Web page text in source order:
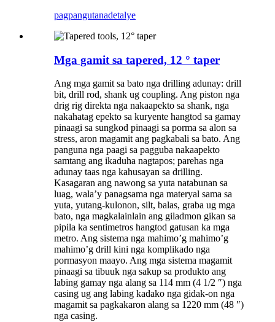
pagpangutanadetalye
Mga gamit sa tapered, 12 ° taper
Ang mga gamit sa bato nga drilling adunay: drill
bit, drill rod, shank ug coupling. Ang piston nga
drig rig direkta nga nakaapekto sa shank, nga
nakahatag epekto sa kuryente hangtod sa gamay
pinaagi sa sungkod pinaagi sa porma sa alon sa
stress, aron magamit ang pagkabali sa bato. Ang
panguna nga paagi sa pagguba nakaapekto
samtang ang ikaduha nagtapos; parehas nga
adunay taas nga kahusayan sa drilling.
Kasagaran ang nawong sa yuta natabunan sa
luag, wala’y panagsama nga materyal sama sa
yuta, yutang-kulonon, silt, balas, graba ug mga
bato, nga magkalainlain ang giladmon gikan sa
pipila ka sentimetros hangtod gatusan ka mga
metro. Ang sistema nga mahimo’g mahimo’g
mahimo’g drill kini nga komplikado nga
pormasyon maayo. Ang mga sistema magamit
pinaagi sa tibuuk nga sakup sa produkto ang
labing gamay nga alang sa 114 mm (4 1/2 ″) nga
casing ug ang labing kadako nga gidak-on nga
magamit sa pagkakaron alang sa 1220 mm (48 ″)
nga casing.